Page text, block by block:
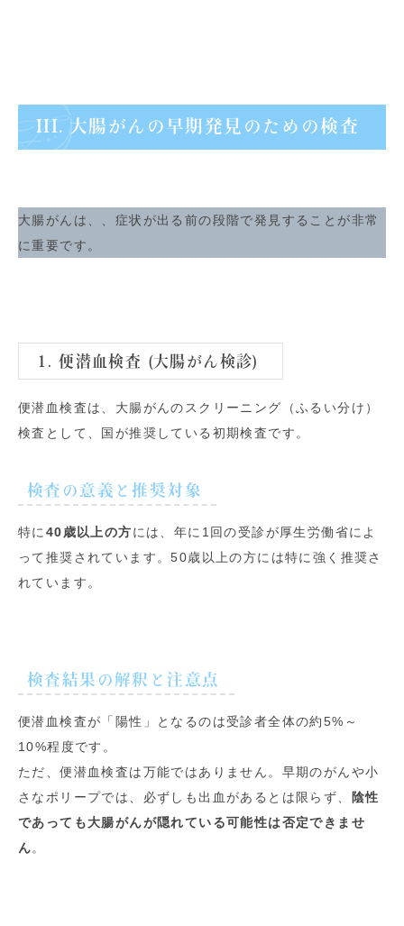
III. 大腸がんの早期発見のための検査
大腸がんは、、症状が出る前の段階で発見することが非常
に重要です。
1. 便潜血検査 (大腸がん検診)
便潜血検査は、大腸がんのスクリーニング（ふるい分け）
検査として、国が推奨している初期検査です。
検査の意義と推奨対象
特に 40歳以上の方には、年に1回の受診が厚生労働省によ
って推奨されています。50歳以上の方には特に強く推奨さ
れています。
検査結果の解釈と注意点
便潜血検査が「陽性」となるのは受診者全体の約5%～
10%程度です。
ただ、便潜血検査は万能ではありません。早期のがんや小
さなポリープでは、必ずしも出血があるとは限らず、 陰性
であっても大腸がんが隠れている可能性は否定できませ
ん。